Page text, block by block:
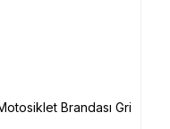
Brandası Gri